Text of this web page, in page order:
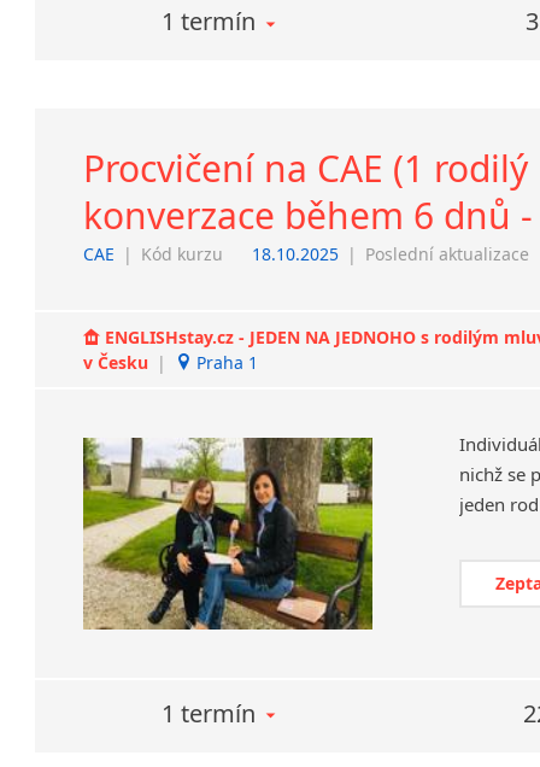
1 termín
Procvičení na CAE (1
konverzace během 6 dnů -
CAE | Kód kurzu 18.10.2025 | Poslední aktualizace
ENGLISHstay.cz - JEDEN NA JEDNOHO s rodilým
v Česku | Praha 1
nichž se
1 termín